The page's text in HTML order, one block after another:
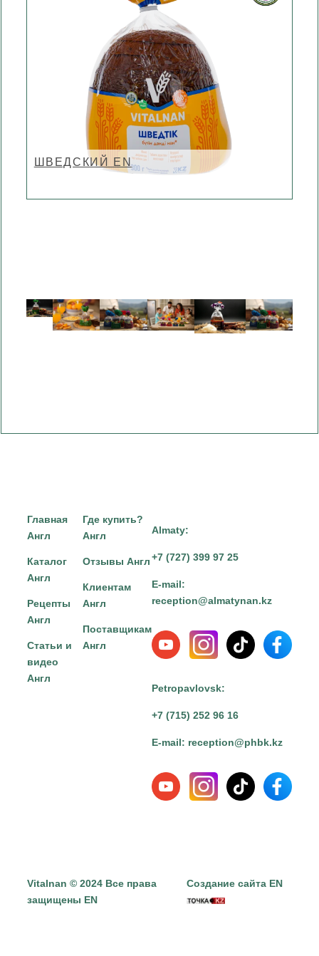
ШВЕДСКИЙ EN
Главная
Англ
Каталог
Англ
Рецепты
Англ
Статьи и
видео
Англ
Где купить?
Англ
Отзывы Англ
Клиентам
Англ
Поставщикам
Англ
Almaty:
+7 (727) 399 97 25
E-mail:
reception@almatynan.kz
Petropavlovsk:
+7 (715) 252 96 16
E-mail: reception@phbk.kz
Vitalnan © 2024 Все права
защищены EN
Создание сайта EN